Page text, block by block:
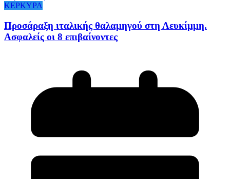
ΚΕΡΚΥΡΑ
Προσάραξη ιταλικής θαλαμηγού στη Λευκίμμη.
Ασφαλείς οι 8 επιβαίνοντες